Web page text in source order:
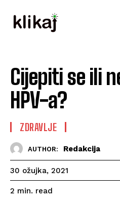
Cijepiti se ili
HPV-a?
ZDRAVLJE
AUTHOR: Redakcija
30 ožujka, 2021
2 min. read